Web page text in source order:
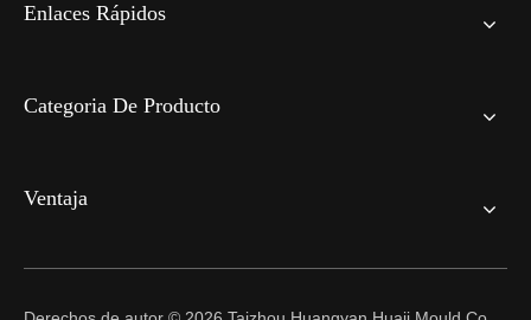
Enlaces Rápidos
Categoria De Producto
Ventaja